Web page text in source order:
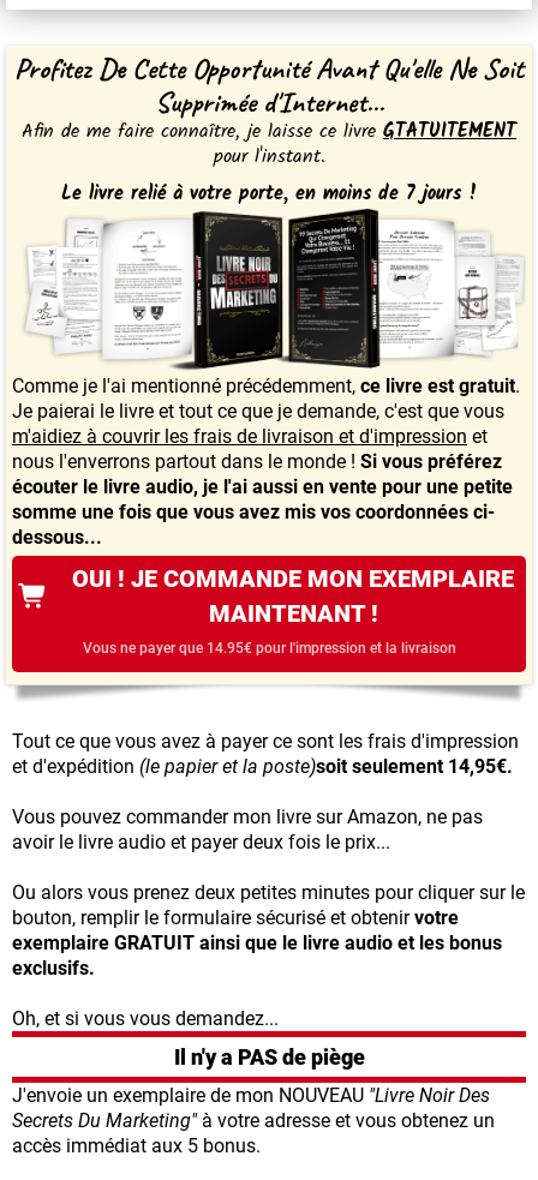
Profitez De Cette Opportunité Avant Qu'elle Ne Soit
Supprimée d'Internet...
Afin de me faire connaître, je laisse ce livre GTATUITEMENT
pour l'instant.
Le livre relié à votre porte, en moins de 7 jours !
Comme je l'ai mentionné précédemment, ce livre est gratuit.
Je paierai le livre et tout ce que je demande, c'est que vous
m'aidiez à couvrir les frais de livraison et d'impression et
nous l'enverrons partout dans le monde ! Si vous préférez
écouter le livre audio, je l'ai aussi en vente pour une petite
somme une fois que vous avez mis vos coordonnées ci-
dessous...
OUI ! JE COMMANDE MON EXEMPLAIRE
MAINTENANT !
Vous ne payer que 14.95€ pour l'impression et la livraison
Tout ce que vous avez à payer ce sont les frais d'impression
et d'expédition (le papier et la poste)soit seulement 14,95€.
Vous pouvez commander mon livre sur Amazon, ne pas
avoir le livre audio et payer deux fois le prix...
Ou alors vous prenez deux petites minutes pour cliquer sur le
bouton, remplir le formulaire sécurisé et obtenirvotre
exemplaire GRATUIT ainsi que le livre audio et les bonus
exclusifs.
Oh, et si vous vous demandez...
Il n'y a PAS de piège
J'envoie un exemplaire de mon NOUVEAU "Livre Noir Des
Secrets Du Marketing" à votre adresse et vous obtenez un
accès immédiat aux 5 bonus.